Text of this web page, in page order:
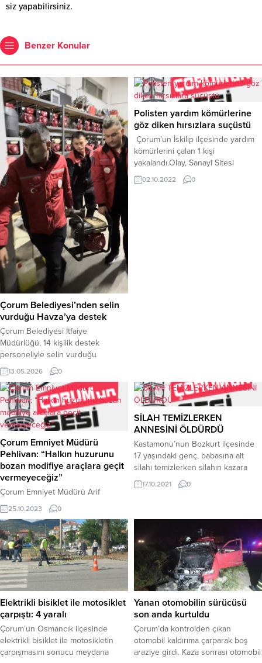
siz yapabilirsiniz.
Benzer Konular
Çorum Belediyesi’nden selin
vurduğu Havza’ya destek
Çorum Belediyesi İtfaiye
Müdürlüğü, 14 kişilik destek
personeliyle selin vurduğu
Samsun’un Havza ilçesindeki
çalışmalara destek vermek için yola
çıktı.Samsun’un Havza ilçesinde
etkili olan selin ardından, Çorum
Belediye Başkanı Dr. Halil İbrahim
Aşgın’ın talimatıyla bölgeye 14
personelleri sevk edildi. Ekipler,
çok sayıda su pompası ve
jeneratörle bölgedeki yaraları...
13.05.2026 0
Polisten yardım kömürlerine
göz diken hırsızlara suçüstü
Çorum’un İskilip ilçesinde yardım
kömürlerini çalan 1 kişi
yakalandı.Olay, Sanayi Sitesi
yakınlarında bulunan kaymakamlığa
ait depoda meydana geldi. Edinilen
02.10.2022 0
Çorum Emniyet Müdürü
Pehlivan: “Halkın huzurunu
bozan modifiye araçlara geçit
vermeyeceğiz”
Çorum Emniyet Müdürü Arif
Pehlivan, halkın huzurunu bozan
modifiye araçlara geçit
vermeyeceklerini söyledi.Sanayi
Sitesi esnafıyla bir araya gelen İl
Emniyet Müdürü Arif Pehlivan,
sanayi sitelerinin genel güvenlik ve
asayiş konuları hakkında esnafla
fikir alışverişinde bulundu.
Modifiyeli araçlar, abartı egzoz,
yüksek sesle müzik dinleyen ve
alkollü araç kullanan sürücülere
göz açtırmayacaklarını...
25.10.2023 0
SİLAH TEMİZLERKEN
ANNESİNİ ÖLDÜRDÜ
Kastamonu’nun Bozkurt ilçesinde
17 yaşındaki genç, babasına ait
silahı temizlerken silahın kazara
ateş alması neticesinde annesinin
ölmesine neden oldu.Olay, Bozkurt
Y.E.Ç., babasına ait silahı
temizlemek için aldı. Gencin
temizlediği silah kazara ateş aldı.
Silahtan çıkan kurşun, Y.E.Ç.’nin
annesi...
17.10.2021 0
Elektrikli bisiklet ile motosiklet
çarpıştı: 4 yaralı
Çorum’un Osmancık ilçesinde
elektrikli bisiklet ile motosikletin
çarpışmasını sonucu meydana
Yanan otomobilin sürücüsü
son anda kurtuldu
Çorum’da kontrolden çıkan
otomobil kaldırıma çarparak boş
araziye girdi. Kaza sonrası otomobil